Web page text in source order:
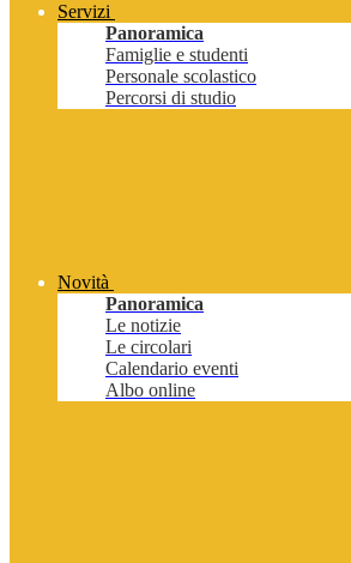
Servizi
Panoramica
Famiglie e studenti
Personale scolastico
Percorsi di studio
Novità
Panoramica
Le notizie
Le circolari
Calendario eventi
Albo online